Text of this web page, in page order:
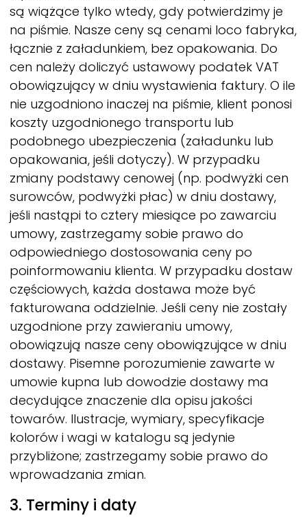
są wiążące tylko wtedy, gdy potwierdzimy je
na piśmie. Nasze ceny są cenami loco fabryka,
łącznie z załadunkiem, bez opakowania. Do
cen należy doliczyć ustawowy podatek VAT
obowiązujący w dniu wystawienia faktury. O ile
nie uzgodniono inaczej na piśmie, klient ponosi
koszty uzgodnionego transportu lub
podobnego ubezpieczenia (załadunku lub
opakowania, jeśli dotyczy). W przypadku
zmiany podstawy cenowej (np. podwyżki cen
surowców, podwyżki płac) w dniu dostawy,
jeśli nastąpi to cztery miesiące po zawarciu
umowy, zastrzegamy sobie prawo do
odpowiedniego dostosowania ceny po
poinformowaniu klienta. W przypadku dostaw
częściowych, każda dostawa może być
fakturowana oddzielnie. Jeśli ceny nie zostały
uzgodnione przy zawieraniu umowy,
obowiązują nasze ceny obowiązujące w dniu
dostawy. Pisemne porozumienie zawarte w
umowie kupna lub dowodzie dostawy ma
decydujące znaczenie dla opisu jakości
towarów. Ilustracje, wymiary, specyfikacje
kolorów i wagi w katalogu są jedynie
przybliżone; zastrzegamy sobie prawo do
wprowadzania zmian.
3. Terminy i daty